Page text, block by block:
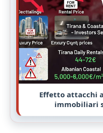
Effetto attacchi
immobiliari